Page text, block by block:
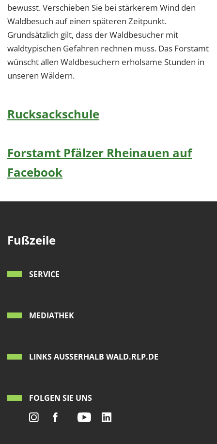
bewusst. Verschieben Sie bei stärkerem Wind den
Waldbesuch auf einen späteren Zeitpunkt.
Grundsätzlich gilt, dass der Waldbesucher mit
waldtypischen Gefahren rechnen muss. Das Forstamt
wünscht allen Waldbesuchern erholsame Stunden in
unseren Wäldern.
Rucksackschule
Forstamt Pfälzer Rheinauen auf
Facebook
Fußzeile
SERVICE
MEDIATHEK
LINKS AUSSERHALB WALD.RLP.DE
FOLGEN SIE UNS